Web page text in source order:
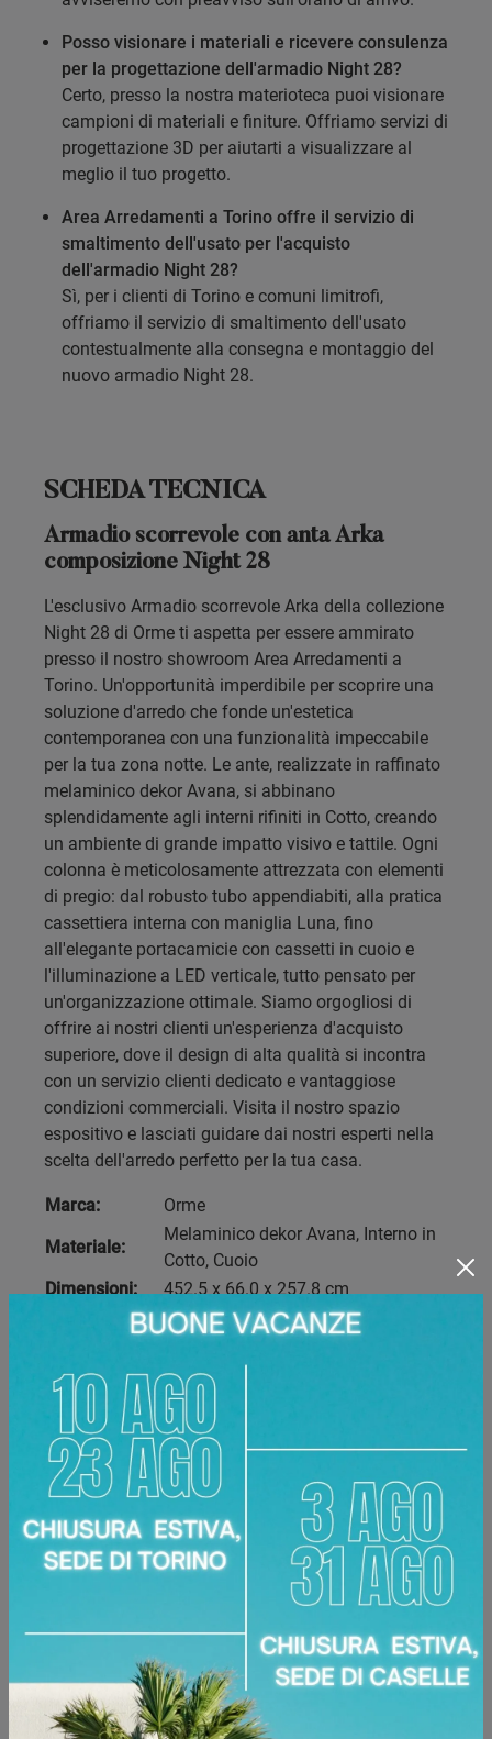
Posso visionare i materiali e ricevere consulenza
per la progettazione dell'armadio Night 28?
Certo, presso la nostra materioteca puoi visionare
campioni di materiali e finiture. Offriamo servizi di
progettazione 3D per aiutarti a visualizzare al
meglio il tuo progetto.
Area Arredamenti a Torino offre il servizio di
smaltimento dell'usato per l'acquisto
dell'armadio Night 28?
Sì, per i clienti di Torino e comuni limitrofi,
offriamo il servizio di smaltimento dell'usato
contestualmente alla consegna e montaggio del
nuovo armadio Night 28.
SCHEDA TECNICA
Armadio scorrevole con anta Arka
composizione Night 28
L'esclusivo Armadio scorrevole Arka della collezione
Night 28 di Orme ti aspetta per essere ammirato
presso il nostro showroom Area Arredamenti a
Torino. Un'opportunità imperdibile per scoprire una
soluzione d'arredo che fonde un'estetica
contemporanea con una funzionalità impeccabile
per la tua zona notte. Le ante, realizzate in raffinato
melaminico dekor Avana, si abbinano
splendidamente agli interni rifiniti in Cotto, creando
un ambiente di grande impatto visivo e tattile. Ogni
colonna è meticolosamente attrezzata con elementi
di pregio: dal robusto tubo appendiabiti, alla pratica
cassettiera interna con maniglia Luna, fino
all'elegante portacamicie con cassetti in cuoio e
l'illuminazione a LED verticale, tutto pensato per
un'organizzazione ottimale. Siamo orgogliosi di
offrire ai nostri clienti un'esperienza d'acquisto
superiore, dove il design di alta qualità si incontra
con un servizio clienti dedicato e vantaggiose
condizioni commerciali. Visita il nostro spazio
espositivo e lasciati guidare dai nostri esperti nella
scelta dell'arredo perfetto per la tua casa.
Marca:
Orme
Materiale:
Melaminico dekor Avana, Interno in
Cotto, Cuoio
Dimensioni:
452.5 x 66.0 x 257.8 cm
Finiture
disponibili:
Materici, Dekor, Dekor Rigato, Dekor
Plus, Melaminici neutri, Marmi,
Laccati metallizzati, Laccati
metallizzati spazzolati, Cuoio, Vetri
serigrafati, Specchi, Vetri, Interni
armadio, Laccati opachi e lucidi,
Opaco Plus
Caratteristiche
interne:
Tubo appendiabiti, cassettiera
interna con maniglia Luna,
portacamicie con cassetti in cuoio,
luce Led verticale
Area Arredamenti Corso Racconigi, 134,Torino
Zone servite:Torino Torinese, Chieri, Chivasso,
Ciriè, Collegno, Moncalieri, Settimo Torinese...